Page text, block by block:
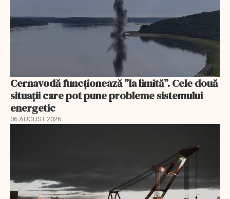
Cernavodă funcționează ”la limită”. Cele două
situații care pot pune probleme sistemului
energetic
06 AUGUST 2026